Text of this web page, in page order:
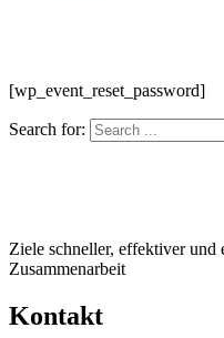
[wp_event_reset_password]
Search for:
Ziele schneller, effektiver und
Zusammenarbeit
Kontakt